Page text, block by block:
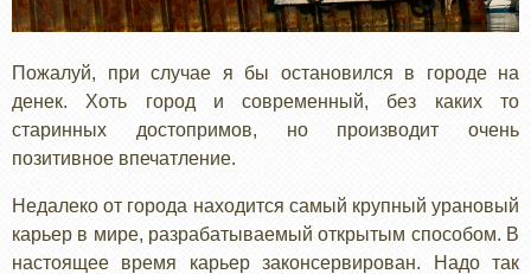
Пожалуй, при случае я бы остановился в городе на
денек. Хоть город и современный, без каких то
старинных достопримов, но производит очень
позитивное впечатление.
Недалеко от города находится самый крупный урановый
карьер в мире, разрабатываемый открытым способом. В
настоящее время карьер законсервирован. Надо так